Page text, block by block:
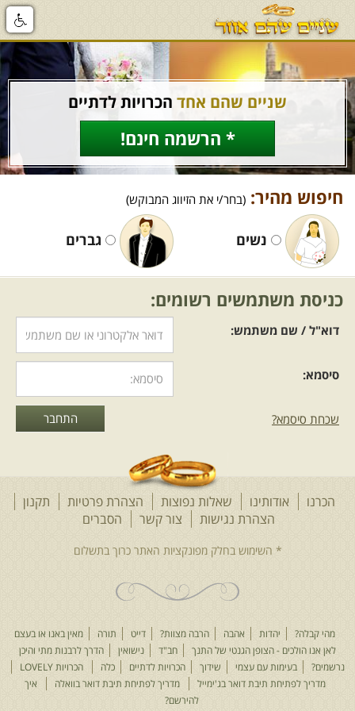
שניים שהם אחד הכרויות לדתיים
* הרשמה חינם!
חיפוש מהיר: (בחר/י את הזיווג המבוקש)
נשים גברים
כניסת משתמשים רשומים:
דוא"ל / שם משתמש:
סיסמא:
שכחת סיסמא?
הכרנו אודותינו שאלות נפוצות הצהרת פרטיות
תקנון
הצהרת נגישות
צור קשר הסברים
מהי קבלה? יהדות אהבה הרבה מצוות? דייט תורה
מאין באנו או בעצם
לאן אנו הולכים - הצופן הגנטי של התנך
חב"ד נישואין
הדרך לרבנות מתי והיכן
נרשמים?
בעימות עם עצמי שידוך הכרויות לדתיים כלה
הכרויות LOVELY
מדריך לפתיחת תיבת דואר בג'ימייל
מדריך לפתיחת תיבת דואר בוואלה
איך
להירשם?